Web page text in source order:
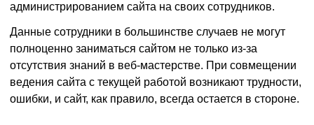
администрированием сайта на своих сотрудников.
Данные сотрудники в большинстве случаев не могут
полноценно заниматься сайтом не только из-за
отсутствия знаний в веб-мастерстве. При совмещении
ведения сайта с текущей работой возникают трудности,
ошибки, и сайт, как правило, всегда остается в стороне.